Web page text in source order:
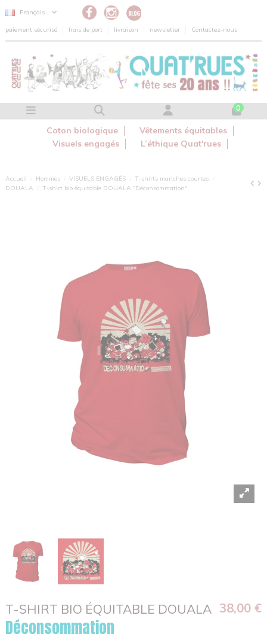
Panneau de gestion des cookies
Français
paiement sécurisé frais de port livraison newsletter Contactez-nous
0
Coton biologique
Vêtements équitables
Visuels engagés
L’éthique Quat'rues
Accueil Hommes VISUELS ENGAGÉS
T-shirts manches courtes
DOUALA
T-shirt bio équitable DOUALA "Déconsommation"
T-SHIRT BIO ÉQUITABLE DOUALA 38,00 €
Déconsommation